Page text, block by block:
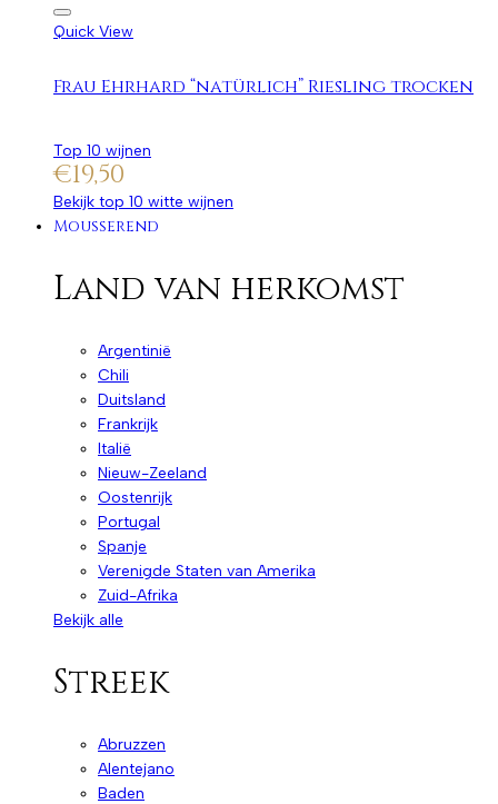
Quick View
Frau Ehrhard “natürlich” Riesling trocken
Top 10 wijnen
€19,50
Bekijk top 10 witte wijnen
Mousserend
Land van herkomst
Argentinië
Chili
Duitsland
Frankrijk
Italië
Nieuw-Zeeland
Oostenrijk
Portugal
Spanje
Verenigde Staten van Amerika
Zuid-Afrika
Bekijk alle
Streek
Abruzzen
Alentejano
Baden